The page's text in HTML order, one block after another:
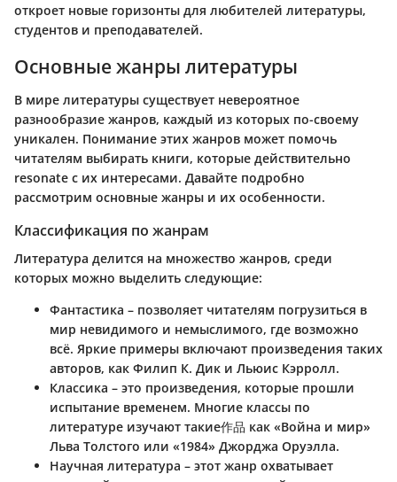
откроет новые горизонты для любителей литературы,
студентов и преподавателей.
Основные жанры литературы
В мире литературы существует невероятное
разнообразие жанров, каждый из которых по-своему
уникален. Понимание этих жанров может помочь
читателям выбирать книги, которые действительно
resonate с их интересами. Давайте подробно
рассмотрим основные жанры и их особенности.
Классификация по жанрам
Литература делится на множество жанров, среди
которых можно выделить следующие:
Фантастика – позволяет читателям погрузиться в
мир невидимого и немыслимого, где возможно
всё. Яркие примеры включают произведения таких
авторов, как Филип К. Дик и Льюис Кэрролл.
Классика – это произведения, которые прошли
испытание временем. Многие классы по
литературе изучают такие作品 как «Война и мир»
Льва Толстого или «1984» Джорджа Оруэлла.
Научная литература – этот жанр охватывает